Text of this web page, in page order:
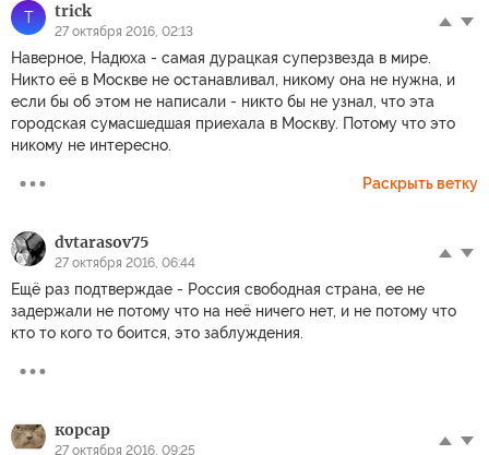
T trick
27 октября 2016, 02:13
Наверное, Надюха - самая дурацкая суперзвезда в мире.
Никто её в Москве не останавливал, никому она не нужна, и
если бы об этом не написали - никто бы не узнал, что эта
городская сумасшедшая приехала в Москву. Потому что это
никому не интересно.
Раскрыть ветку
dvtarasov75
27 октября 2016, 06:44
Ещё раз подтверждае - Россия свободная страна, ее не
задержали не потому что на неё ничего нет, и не потому что
кто то кого то боится, это заблуждения.
корсар
27 октября 2016, 09:25